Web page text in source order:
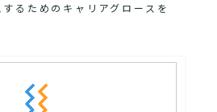
るためのキャリアグロースを